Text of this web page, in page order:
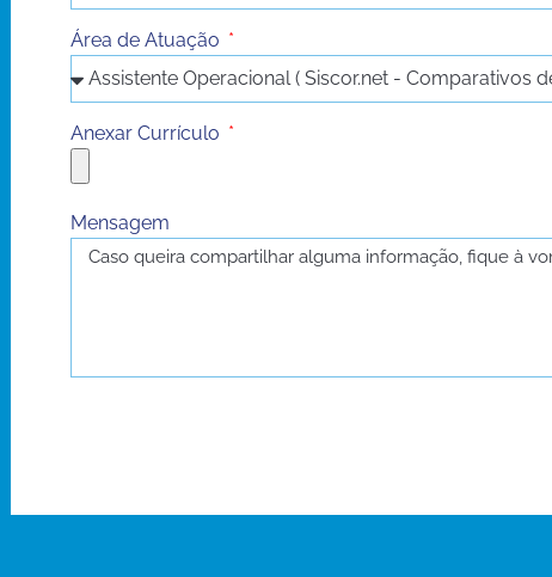
Área de Atuação
Anexar Currículo
Mensagem